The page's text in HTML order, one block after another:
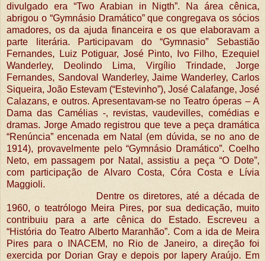
divulgado era “Two Arabian in Nigth”. Na área cênica,
abrigou o “Gymnásio Dramático” que congregava os sócios
amadores, os da ajuda financeira e os que elaboravam a
parte literária. Participavam do “Gymnasio” Sebastião
Fernandes, Luiz Potiguar, José Pinto, Ivo Filho, Ezequiel
Wanderley, Deolindo Lima, Virgílio Trindade, Jorge
Fernandes, Sandoval Wanderley, Jaime Wanderley, Carlos
Siqueira, João Estevam (“Estevinho”), José Calafange, José
Calazans, e outros. Apresentavam-se no Teatro óperas – A
Dama das Camélias -, revistas, vaudevilles, comédias e
dramas. Jorge Amado registrou que teve a peça dramática
“Renúncia” encenada em Natal (em dúvida, se no ano de
1914), provavelmente pelo “Gymnásio Dramático”. Coelho
Neto, em passagem por Natal, assistiu a peça “O Dote”,
com participação de Alvaro Costa, Córa Costa e Lívia
Maggioli.
Dentre os diretores, até a década de
1960, o teatrólogo Meira Pires, por sua dedicação, muito
contribuiu para a arte cênica do Estado. Escreveu a
“História do Teatro Alberto Maranhão”. Com a ida de Meira
Pires para o INACEM, no Rio de Janeiro, a direção foi
exercida por Dorian Gray e depois por Iapery Araújo. Em